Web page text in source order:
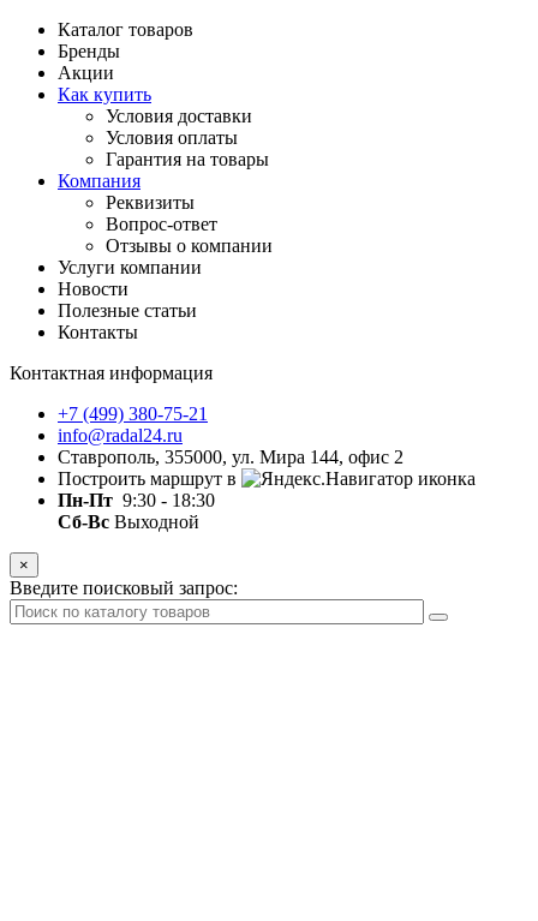
Каталог товаров
Бренды
Акции
Как купить
Условия доставки
Условия оплаты
Гарантия на товары
Компания
Реквизиты
Вопрос-ответ
Отзывы о компании
Услуги компании
Новости
Полезные статьи
Контакты
Контактная информация
+7 (499) 380-75-21
info@radal24.ru
Ставрополь, 355000, ул. Мира 144, офис 2
Построить маршрут в
Пн-Пт 9:30 - 18:30
Сб-Вс Выходной
×
Введите поисковый запрос: